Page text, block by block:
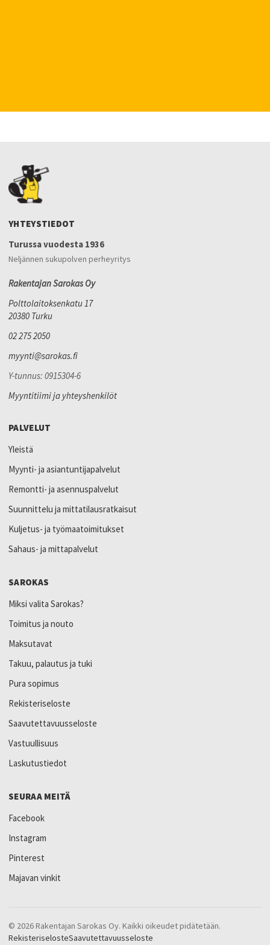
YHTEYSTIEDOT
Turussa vuodesta 1936
Neljännen sukupolven perheyritys
Rakentajan Sarokas Oy
Polttolaitoksenkatu 17
20380 Turku
02 275 2050
myynti@sarokas.fi
Y-tunnus: 0915304-6
Myyntitiimi ja yhteyshenkilöt
PALVELUT
Yleistä
Myynti- ja asiantuntijapalvelut
Remontti- ja asennuspalvelut
Suunnittelu ja mittatilausratkaisut
Kuljetus- ja työmaatoimitukset
Sahaus- ja mittapalvelut
SAROKAS
Miksi valita Sarokas?
Toimitus ja nouto
Maksutavat
Takuu, palautus ja tuki
Pura sopimus
Rekisteriseloste
Saavutettavuusseloste
Vastuullisuus
Laskutustiedot
SEURAA MEITÄ
Facebook
Instagram
Pinterest
Majavan vinkit
© 2026 Rakentajan Sarokas Oy. Kaikki oikeudet pidätetään.
RekisteriselosteSaavutettavuusseloste